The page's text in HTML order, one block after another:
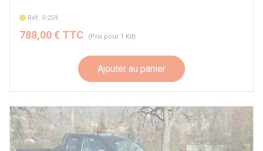
Réf. 5-259
788,00 € TTC (Prix pour 1 Kit)
Ajouter au panier